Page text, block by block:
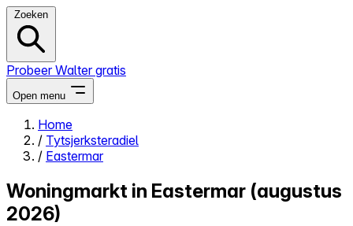
Zoeken
Probeer Walter gratis
Open menu
Close menu
Home
/ Tytsjerksteradiel
/ Eastermar
Woningmarkt in Eastermar (augustus
2026)